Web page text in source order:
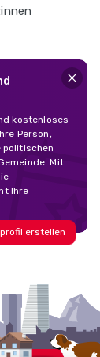
kostenloses
Person,
politischen
Mit
Ihre
erstellen